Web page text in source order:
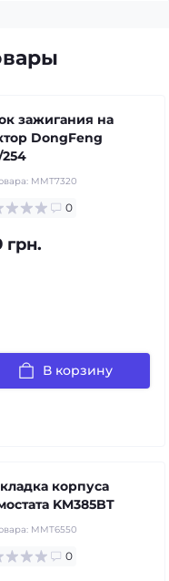
зажигания на
DongFeng
MMT7320
0
грн.
В корзину
корпуса
KM385BT
MMT6550
0